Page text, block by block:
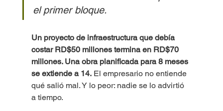
el primer bloque.
Un proyecto de infraestructura que debía
costar RD$50 millones termina en RD$70
millones. Una obra planificada para 8 meses
se extiende a 14. El empresario no entiende
qué salió mal. Y lo peor: nadie se lo advirtió
a tiempo.